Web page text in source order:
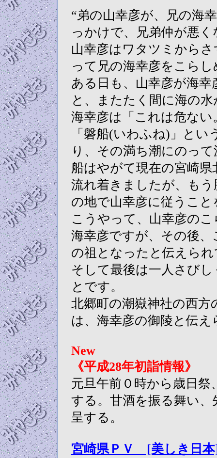
“弟の山幸彦が、兄の海
っかけで、兄弟仲が悪
山幸彦はワタツミから
って兄の海幸彦をこら
ある日も、山幸彦が海
と、またたく間に海の
海幸彦は「これは危な
「磐船(いわふね)」と
り、その満ち潮にのっ
船はやがて現在の宮崎
流れ着きましたが、も
の地で山幸彦に従うこ
こうやって、山幸彦の
海幸彦ですが、その後
の祖となったと伝えら
そして最後は一人さび
とです。
北郷町の潮嶽神社の西方
は、海幸彦の御陵と伝
New
《平成28年初詣情報》
元旦午前０時から歳日祭
する。甘酒を振る舞い、
呈する。
宮崎県ＰＶ [美しき日